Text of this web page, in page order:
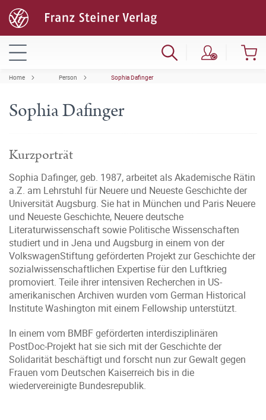
Home Person Sophia Dafinger
Sophia Dafinger
Kurzporträt
Sophia Dafinger, geb. 1987, arbeitet als Akademische Rätin
a.Z. am Lehrstuhl für Neuere und Neueste Geschichte der
Universität Augsburg. Sie hat in München und Paris Neuere
und Neueste Geschichte, Neuere deutsche
Literaturwissenschaft sowie Politische Wissenschaften
studiert und in Jena und Augsburg in einem von der
VolkswagenStiftung geförderten Projekt zur Geschichte der
sozialwissenschaftlichen Expertise für den Luftkrieg
promoviert. Teile ihrer intensiven Recherchen in US-
amerikanischen Archiven wurden vom German Historical
Institute Washington mit einem Fellowship unterstützt.
In einem vom BMBF geförderten interdisziplinären
PostDoc-Projekt hat sie sich mit der Geschichte der
Solidarität beschäftigt und forscht nun zur Gewalt gegen
Frauen vom Deutschen Kaiserreich bis in die
wiedervereinigte Bundesrepublik.